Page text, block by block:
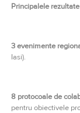
Principalele
3 evenimente
Iasi).
8 protocoale de
pentru obiectivele